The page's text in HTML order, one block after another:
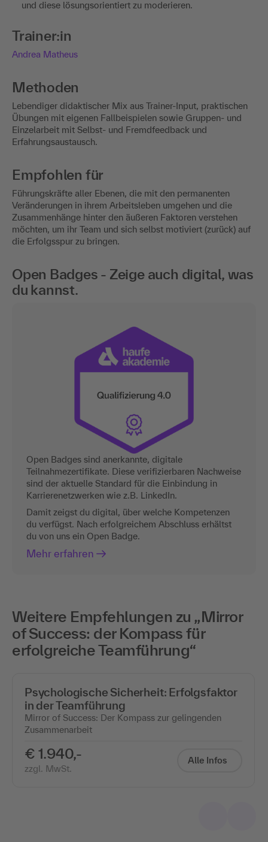
und diese lösungsorientiert zu moderieren.
Trainer:in
Andrea Matheus
Methoden
Lebendiger didaktischer Mix aus Trainer-Input, praktischen
Übungen mit eigenen Fallbeispielen sowie Gruppen- und
Einzelarbeit mit Selbst- und Fremdfeedback und
Erfahrungsaustausch.
Empfohlen für
Führungskräfte aller Ebenen, die mit den permanenten
Veränderungen in ihrem Arbeitsleben umgehen und die
Zusammenhänge hinter den äußeren Faktoren verstehen
möchten, um ihr Team und sich selbst motiviert (zurück) auf
die Erfolgsspur zu bringen.
Open Badges - Zeige auch digital, was
du kannst.
Open Badges sind anerkannte, digitale
Teilnahmezertifikate. Diese verifizierbaren Nachweise
sind der aktuelle Standard für die Einbindung in
Karrierenetzwerken wie z.B. LinkedIn.
Damit zeigst du digital, über welche Kompetenzen
du verfügst. Nach erfolgreichem Abschluss erhältst
du von uns ein Open Badge.
Mehr erfahren
Weitere Empfehlungen zu „Mirror
of Success: der Kompass für
erfolgreiche Teamführung“
Psychologische Sicherheit: Erfolgsfaktor
in der Teamführung
Mirror of Success: Der Kompass zur gelingenden
Zusammenarbeit
€ 1.940,-
zzgl. MwSt.
Alle Infos